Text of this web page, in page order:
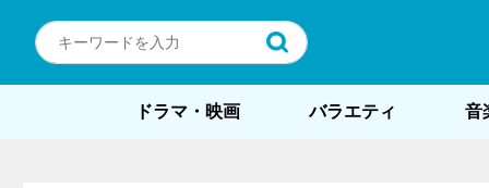
ドラマ・映画 バラエティ 音